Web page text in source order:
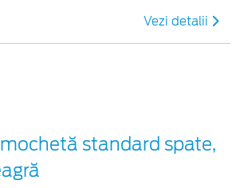
Vezi detalii
standard spate,